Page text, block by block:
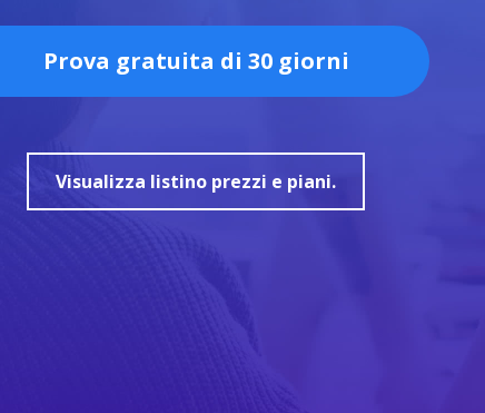
Prova gratuita di 30 giorni
Visualizza listino prezzi e piani.